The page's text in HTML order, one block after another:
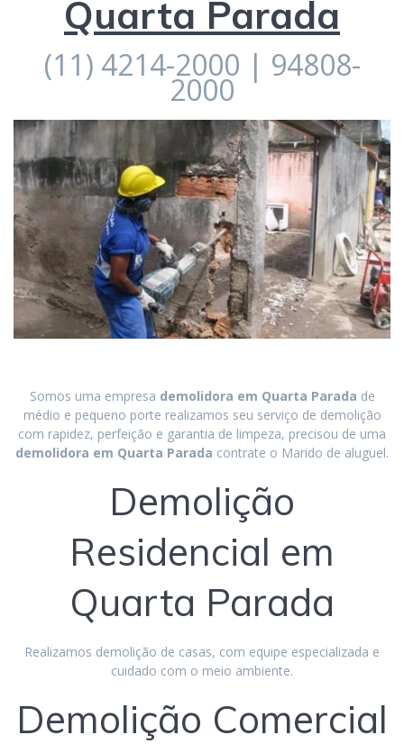
Quarta Parada
(11) 4214-2000 | 94808-
2000
Somos uma empresa demolidora em Quarta Parada de
médio e pequeno porte realizamos seu serviço de demolição
com rapidez, perfeição e garantia de limpeza, precisou de uma
demolidora em Quarta Parada contrate o Marido de aluguel.
Demolição
Residencial em
Quarta Parada
Realizamos demolição de casas, com equipe especializada e
cuidado com o meio ambiente.
Demolição Comercial